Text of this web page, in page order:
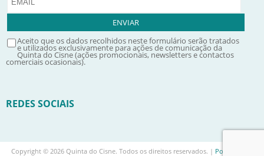
Aceito que os dados recolhidos neste formulário serão tratados
e utilizados exclusivamente para ações de comunicação da
Quinta do Cisne (ações promocionais, newsletters e contactos
comerciais ocasionais).
REDES SOCIAIS
Copyright © 2026 Quinta do Cisne. Todos os direitos reservados. | Política de